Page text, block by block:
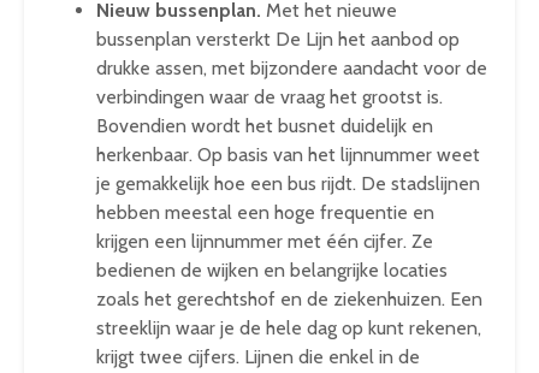
Nieuw bussenplan. Met het nieuwe
bussenplan versterkt De Lijn het aanbod op
drukke assen, met bijzondere aandacht voor de
verbindingen waar de vraag het grootst is.
Bovendien wordt het busnet duidelijk en
herkenbaar. Op basis van het lijnnummer weet
je gemakkelijk hoe een bus rijdt. De stadslijnen
hebben meestal een hoge frequentie en
krijgen een lijnnummer met één cijfer. Ze
bedienen de wijken en belangrijke locaties
zoals het gerechtshof en de ziekenhuizen. Een
streeklijn waar je de hele dag op kunt rekenen,
krijgt twee cijfers. Lijnen die enkel in de